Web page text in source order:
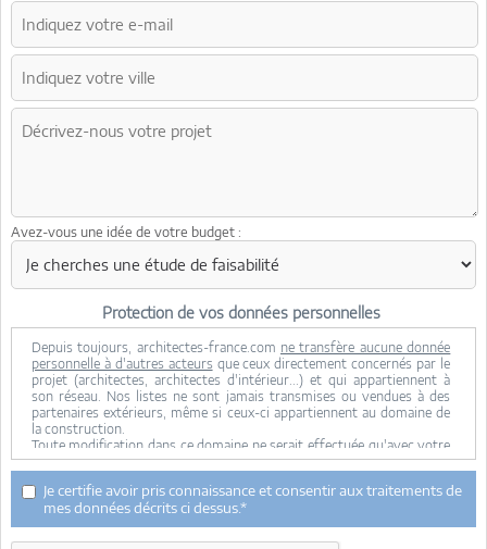
Avez-vous une idée de votre budget :
Protection de vos données personnelles
Depuis toujours, architectes-france.com ne transfère aucune donnée
personnelle à d'autres acteurs que ceux directement concernés par le
projet (architectes, architectes d'intérieur...) et qui appartiennent à
son réseau. Nos listes ne sont jamais transmises ou vendues à des
partenaires extérieurs, même si ceux-ci appartiennent au domaine de
la construction.
Toute modification dans ce domaine ne serait effectuée qu'avec votre
consentement.
Je consens à ce que mes données personnelles soient collectées pour
permettre à architectes-france de transférer votre projet aux
architectes. Seul Architectes-france, ses équipes internes et la
maitrise d'oeuvre concernée par le projet y ont accès. Aucune
Je certifie avoir pris connaissance et consentir aux traitements de
mes données décrits ci dessus.*